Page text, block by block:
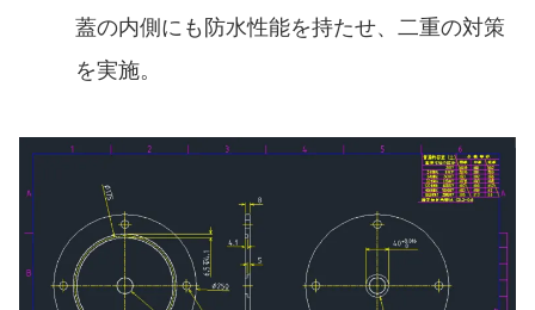
蓋の内側にも防水性能を持たせ、二重の対策
を実施。